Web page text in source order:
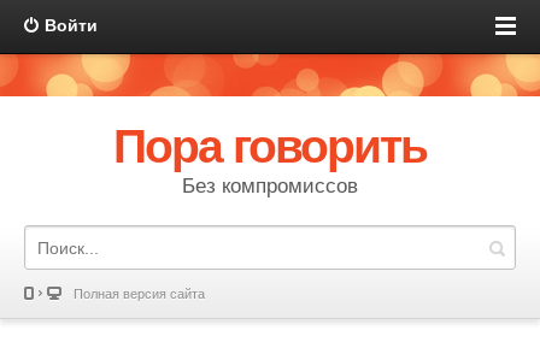
Войти
Пора говорить
Без компромиссов
Полная версия сайта